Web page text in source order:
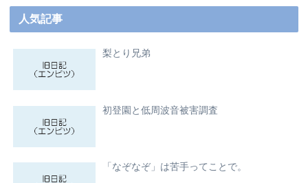
人気記事
梨とり兄弟
初登園と低周波音被害調査
「なぞなぞ」は苦手ってことで。